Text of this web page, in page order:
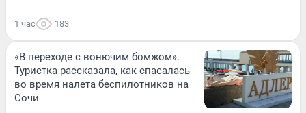
1 час 183
«В переходе с вонючим бомжом».
Туристка рассказала, как спасалась
во время налета беспилотников на
Сочи